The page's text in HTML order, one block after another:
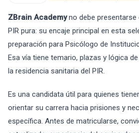
ZBrain Academyno debe presentarse
PIR pura: su encaje principal en esta
preparación para Psicólogo de
Esa vía tiene temario, plazas y lógica
la residencia sanitaria del PIR.
Es una candidata útil para quienes
orientar su carrera hacia prisiones y
específica. Antes de matricularse,